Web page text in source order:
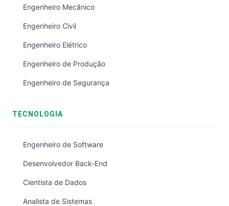
Engenheiro Mecânico
Engenheiro Civil
Engenheiro Elétrico
Engenheiro de Produção
Engenheiro de Segurança
TECNOLOGIA
Engenheiro de Software
Desenvolvedor Back-End
Cientista de Dados
Analista de Sistemas